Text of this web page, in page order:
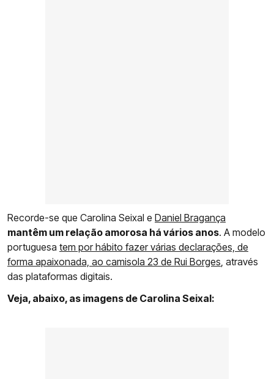
Recorde-se que Carolina Seixal e Daniel Bragança
mantêm um relação amorosa há vários anos. A modelo
portuguesa tem por hábito fazer várias declarações, de
forma apaixonada, ao camisola 23 de Rui Borges, através
das plataformas digitais.
Veja, abaixo, as imagens de Carolina Seixal: